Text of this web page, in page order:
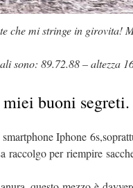
che mi stringe in girovita!
sono: 89.72.88 – altezza
buoni segreti.
Iphone
per riempire